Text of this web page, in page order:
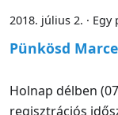
2018. július 2. · Egy
Pünkösd
Holnap délben
regisztrációs